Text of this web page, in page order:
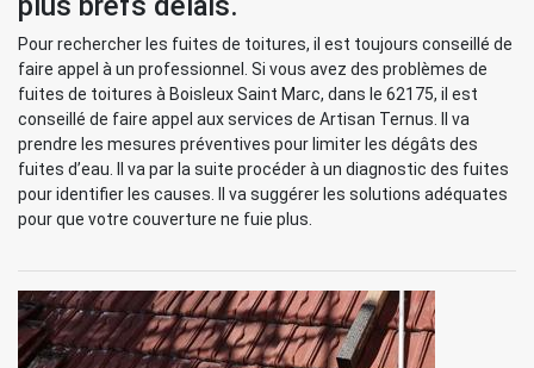
Pour rechercher les fuites de toitures, il est toujours conseillé de
faire appel à un professionnel. Si vous avez des problèmes de
fuites de toitures à Boisleux Saint Marc, dans le 62175, il est
conseillé de faire appel aux services de Artisan Ternus. Il va
prendre les mesures préventives pour limiter les dégâts des
fuites d’eau. Il va par la suite procéder à un diagnostic des fuites
pour identifier les causes. Il va suggérer les solutions adéquates
pour que votre couverture ne fuie plus.